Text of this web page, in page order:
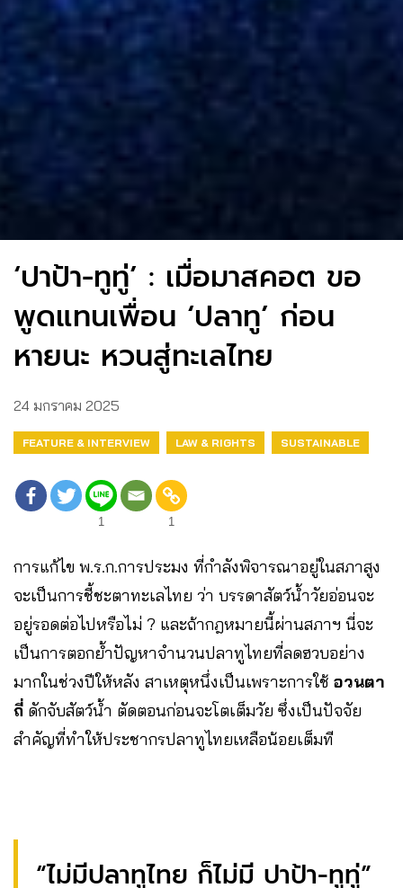
‘ปาป้า-ทูทู่’ : เมื่อมาสคอต ขอ
พูดแทนเพื่อน ‘ปลาทู’ ก่อน
หายนะ หวนสู่ทะเลไทย
24 มกราคม 2025
FEATURE & INTERVIEW LAW & RIGHTS SUSTAINABLE
1 1
การแก้ไข พ.ร.ก.การประมง ที่กำลังพิจารณาอยู่ในสภาสูง
จะเป็นการชี้ชะตาทะเลไทย ว่า บรรดาสัตว์น้ำวัยอ่อนจะ
อยู่รอดต่อไปหรือไม่ ? และถ้ากฎหมายนี้ผ่านสภาฯ นี่จะ
เป็นการตอกย้ำปัญหาจำนวนปลาทูไทยที่ลดฮวบอย่าง
มากในช่วงปีให้หลัง สาเหตุหนึ่งเป็นเพราะการใช้ อวนตา
ถี่ ดักจับสัตว์น้ำ ตัดตอนก่อนจะโตเต็มวัย ซึ่งเป็นปัจจัย
สำคัญที่ทำให้ประชากรปลาทูไทยเหลือน้อยเต็มที
“ไม่มีปลาทูไทย ก็ไม่มี ปาป้า-ทูทู่”